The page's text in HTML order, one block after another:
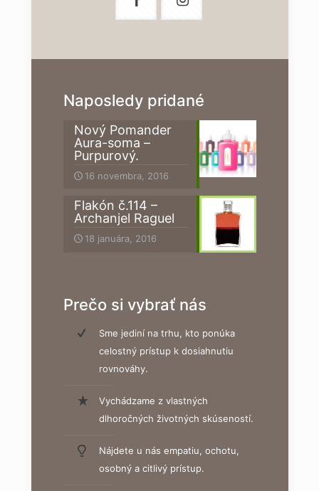
Naposledy pridané
Nový Pomander
Aura-soma –
Purpurový.
16 novembra, 2016
Flakón č.114 –
Archanjel Raguel
18 januára, 2016
Prečo si vybrať nás
Sme jediní na trhu, kto ponúka
celostný prístup k dosiahnutiu
rovnováhy.
Vychádzame z vlastných
dlhoročných životných skúseností.
Nájdete u nás empatiu, ochotu,
osobný a citlivý prístup.